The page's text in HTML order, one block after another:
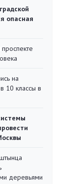
опасная
на
10 классы в
деревьями